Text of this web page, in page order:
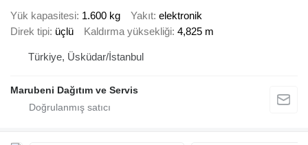
Yük kapasitesi 1.600 kg Yakıt elektronik
Direk tipi üçlü Kaldırma yüksekliği 4,825 m
Türkiye, Üsküdar/İstanbul
Marubeni Dağıtım ve Servis